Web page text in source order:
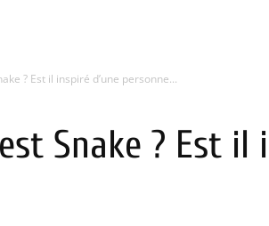
? Est il inspiré d’une personne...
Snake ? Est il